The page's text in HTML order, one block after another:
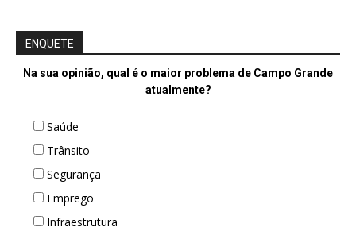
ENQUETE
Na sua opinião, qual é o maior problema de Campo Grande
atualmente?
Saúde
Trânsito
Segurança
Emprego
Infraestrutura